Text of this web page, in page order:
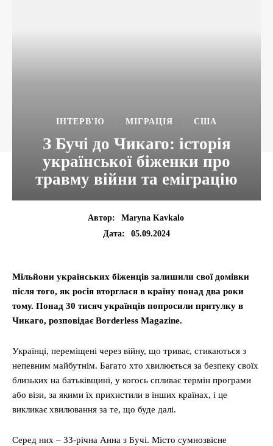
ІНТЕРВ'Ю МІГРАЦІЯ США
З Бучі до Чикаго: історія
української біженки про
травму війни та еміграцію
Автор:
Maryna Kavkalo
Дата:
05.09.2024
Мільйони українських біженців залишили свої домівки
після того, як росія вторглася в країну понад два роки
тому. Понад 30 тисяч українців попросили притулку в
Чикаго, розповідає Borderless Magazine.
Українці, переміщені через війну, що триває, стикаються з
непевним майбутнім. Багато хто хвилюється за безпеку своїх
близьких на батьківщині, у когось спливає термін програми
або візи, за якими їх прихистили в інших країнах, і це
викликає хвилювання за те, що буде далі.
Серед них – 33-річна Анна з Бучі. Місто сумнозвісне